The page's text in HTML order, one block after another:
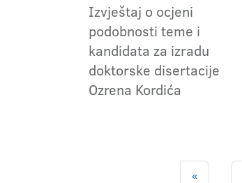
Izvještaj o ocjeni
podobnosti teme i
kandidata za izradu
doktorske disertacije
Ozrena Kordića
«